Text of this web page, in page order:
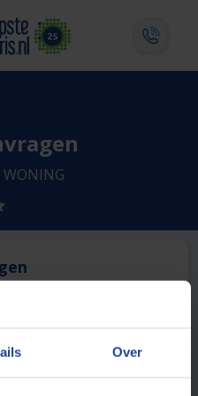
Over
de mogelijkheid online